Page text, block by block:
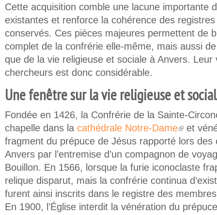
Cette acquisition comble une lacune importante
existantes et renforce la cohérence des
conservés. Ces pièces majeures permettent de
complet de la confrérie elle-même, mais aussi
que de la vie religieuse et sociale à Anvers. Leur
chercheurs est donc considérable.
Une fenêtre sur la vie religieuse et
Fondée en 1426, la Confrérie de la Sainte-
chapelle dans la cathédrale Notre-Dame(link is
et
fragment du prépuce de Jésus rapporté lors des
Anvers par l’entremise d’un compagnon de
Bouillon. En 1566, lorsque la furie iconoclaste
relique disparut, mais la confrérie continua
furent ainsi inscrits dans le registre des
En 1900, l’Église interdit la vénération du